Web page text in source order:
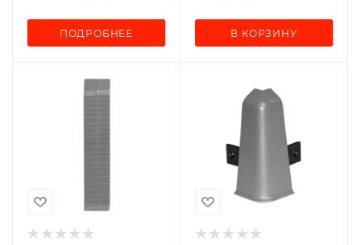
ПОДРОБНЕЕ В КОРЗИНУ